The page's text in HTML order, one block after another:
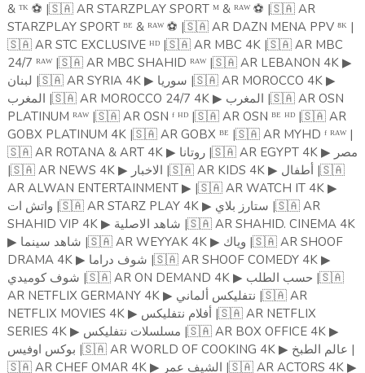
& ᵀᴷ ⚽ |🇸🇦AR STARZPLAY SPORT ᴹ & ᴿᴬᵂ ⚽ |🇸🇦AR
STARZPLAY SPORT ᴮᴱ & ᴿᴬᵂ ⚽ |🇸🇦AR DAZN MENA PPV ⁸ᴷ |
🇸🇦AR STC EXCLUSIVE ᴴᴰ |🇸🇦AR MBC 4K |🇸🇦AR MBC
24/7 ᴿᴬᵂ |🇸🇦AR MBC SHAHID ᴿᴬᵂ |🇸🇦AR LEBANON 4K ▶
لبنان |🇸🇦AR SYRIA 4K ▶ سوريا |🇸🇦AR MOROCCO 4K ▶
المغرب |🇸🇦AR MOROCCO 24/7 4K ▶ المغرب |🇸🇦AR OSN
PLATINUM ᴿᴬᵂ |🇸🇦AR OSN ᶠ ᴴᴰ |🇸🇦AR OSN ᴮᴱ ᴴᴰ |🇸🇦AR
GOBX PLATINUM 4K |🇸🇦AR GOBX ᴮᴱ |🇸🇦AR MYHD ᶠ ᴿᴬᵂ |
🇸🇦AR ROTANA & ART 4K ▶ روتانا |🇸🇦AR EGYPT 4K ▶
|🇸🇦AR NEWS 4K ▶ الاخبار |🇸🇦AR KIDS 4K ▶ أطفال |🇸🇦
AR ALWAN ENTERTAINMENT ▶ |🇸🇦AR WATCH IT 4K ▶
واتش ات |🇸🇦AR STARZ PLAY 4K ▶ ستارز بلاي |🇸🇦AR
SHAHID VIP 4K ▶ شاهد الاصلية |🇸🇦AR SHAHID. CINEMA 4K
▶ شاهد سينما |🇸🇦AR WEYYAK 4K ▶ وياك |🇸🇦AR SHOOF
DRAMA 4K ▶ شوف دراما |🇸🇦AR SHOOF COMEDY 4K ▶
شوف كوميدي |🇸🇦AR ON DEMAND 4K ▶ حسب الطلب |🇸🇦
AR NETFLIX GERMANY 4K ▶ نتفليكس ألماني |🇸🇦AR
NETFLIX MOVIES 4K ▶ أفلام نتفليكس |🇸🇦AR NETFLIX
SERIES 4K ▶ مسلسلات نتفليكس |🇸🇦AR BOX OFFICE 4K ▶
بوكس اوفيس |🇸🇦AR WORLD OF COOKING 4K ▶
عالم الطبخ |
🇸🇦AR CHEF OMAR 4K ▶ الشيف عمر |🇸🇦AR ️ACTORS 4K ▶